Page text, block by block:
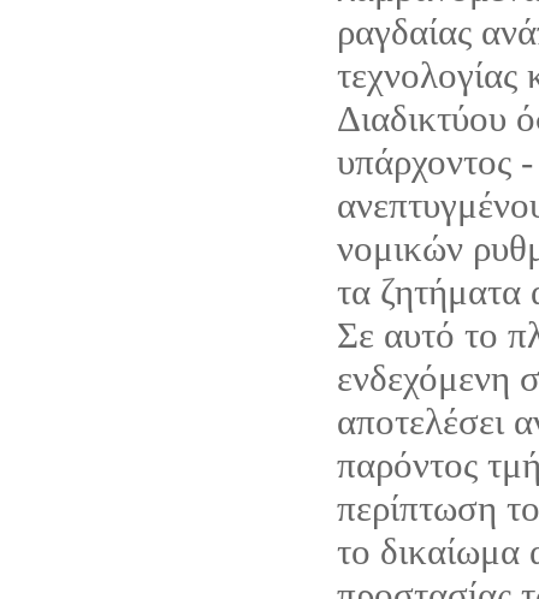
ραγδαίας
τεχνολογίας
Διαδικτύου
υπάρχοντος
νομικών
τα ζητήματα
Σε αυτό το
ενδεχόμενη
αποτελέσει
παρόντος
περίπτωση
το δικαίωμα